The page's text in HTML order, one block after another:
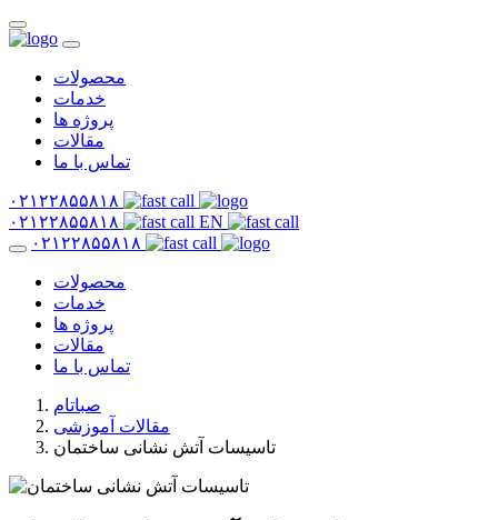
محصولات
خدمات
پروژه ها
مقالات
تماس با ما
۰۲۱۲۲۸۵۵۸۱۸
۰۲۱۲۲۸۵۵۸۱۸
EN
۰۲۱۲۲۸۵۵۸۱۸
محصولات
خدمات
پروژه ها
مقالات
تماس با ما
صباتام
مقالات آموزشی
تاسیسات آتش نشانی ساختمان